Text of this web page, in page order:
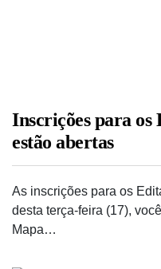
Inscrições para os
estão abertas
As inscrições para os
desta terça-feira (17),
Mapa…